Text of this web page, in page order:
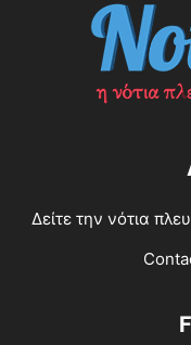
Δείτε την νότια